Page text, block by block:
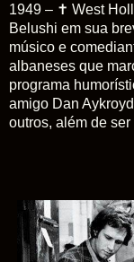
1949 – ✝ West
Belushi em sua
músico e
albaneses que
programa
amigo Dan Ayk
outros, além de